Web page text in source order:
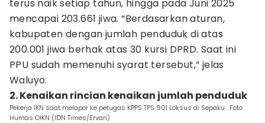
terus naik setiap tahun, hingga pada Juni 2025
mencapai 203.661 jiwa. “Berdasarkan aturan,
kabupaten dengan jumlah penduduk di atas
200.001 jiwa berhak atas 30 kursi DPRD. Saat ini
PPU sudah memenuhi syarat tersebut,” jelas
Waluyo.
2. Kenaikan rincian kenaikan jumlah penduduk
Pekerja IKN saat melapor ke petugas KPPS TPS 901 Loksus di Sepaku . Foto
Humas OIKN (IDN Times/Ervan)